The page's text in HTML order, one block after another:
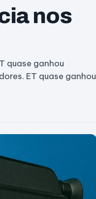
nos
quase ganhou
ET quase ganhou